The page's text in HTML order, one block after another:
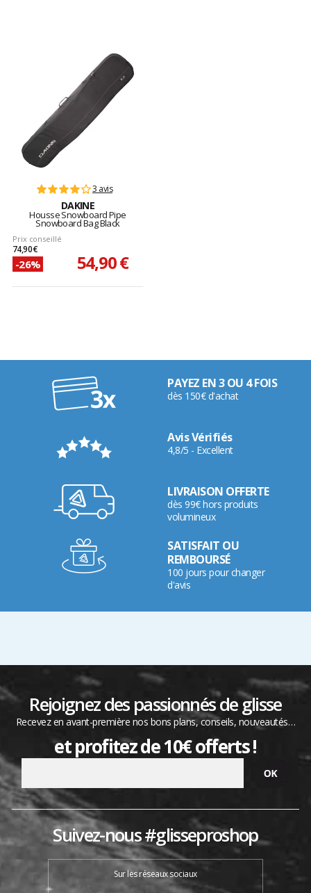
3 avis
DAKINE
Housse Snowboard Pipe
Snowboard Bag Black
Prix conseillé
74,90 €
-26% 54,90 €
PAYEZ EN 3 OU 4 FOIS
dès 150€ d'achat
Avis Vérifiés
4,8/5 - Excellent
LIVRAISON OFFERTE
dès 99€ hors produits
volumineux
SATISFAIT OU
REMBOURSÉ
100 jours pour changer
d'avis
Rejoignez des passionnés de glisse
Recevez en avant-première nos bons plans, conseils, nouveautés…
et profitez de 10€ offerts !
Suivez-nous #glisseproshop
Sur les réseaux sociaux